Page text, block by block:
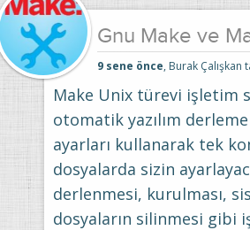
Gnu Make ve
9 sene önce, Burak Çalışkan
Make Unix türevi işletim
otomatik yazılım
ayarları kullanarak tek
dosyalarda sizin
derlenmesi, kurulması,
dosyaların silinmesi gibi